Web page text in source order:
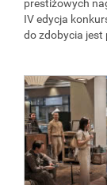
prestiżowych
IV edycja
do zdobycia jest